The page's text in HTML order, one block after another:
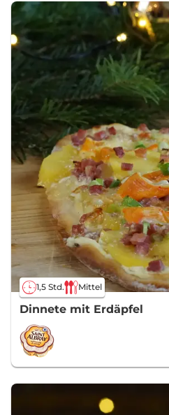
1,5 Std. Mittel
Dinnete mit Erdäpfel